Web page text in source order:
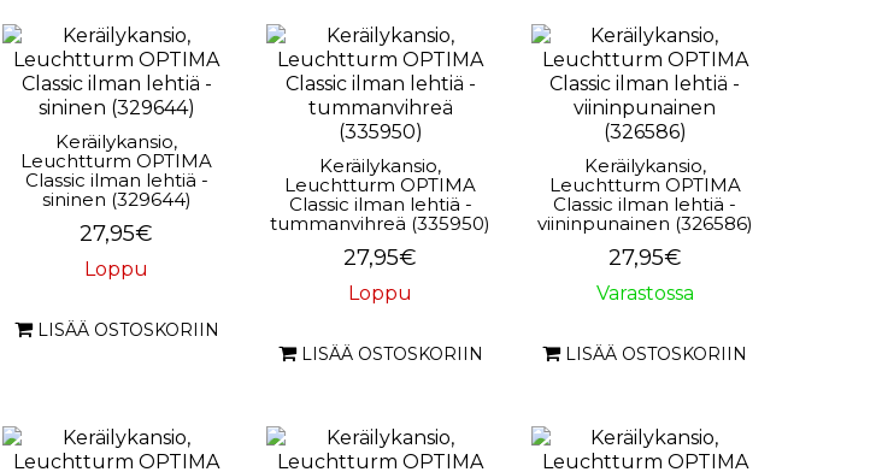
Keräilykansio,
Leuchtturm OPTIMA
Classic ilman lehtiä -
sininen (329644)
27,95€
Loppu
LISÄÄ OSTOSKORIIN
Keräilykansio,
Leuchtturm OPTIMA
Classic ilman lehtiä -
tummanvihreä (335950)
27,95€
Loppu
LISÄÄ OSTOSKORIIN
Keräilykansio,
Leuchtturm OPTIMA
Classic ilman lehtiä -
viininpunainen (326586)
27,95€
Varastossa
LISÄÄ OSTOSKORIIN